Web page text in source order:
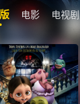
电影 电视剧
影记录